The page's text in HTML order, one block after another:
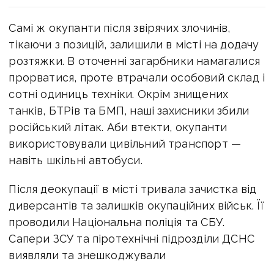
Самі ж окупанти після звірячих злочинів,
тікаючи з позицій, залишили в місті на додачу
розтяжки. В оточенні загарбники намагалися
прорватися, проте втрачали особовий склад і
сотні одиниць техніки. Окрім знищених
танків, БТРів та БМП, наші захисники збили
російський літак. Аби втекти, окупанти
використовували цивільний транспорт —
навіть шкільні автобуси.
Після деокупації в місті тривала зачистка від
диверсантів та залишків окупаційних військ. Її
проводили Національна поліція та СБУ.
Сапери ЗСУ та піротехнічні підрозділи ДСНС
виявляли та знешкоджували